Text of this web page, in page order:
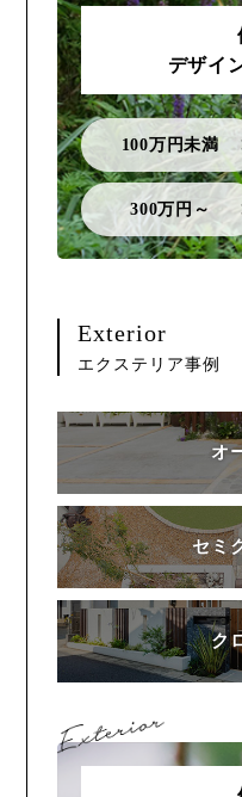
デザイ
100万円未満
300万円～
Exterior
エクステリア事例
オ
セミ
ク